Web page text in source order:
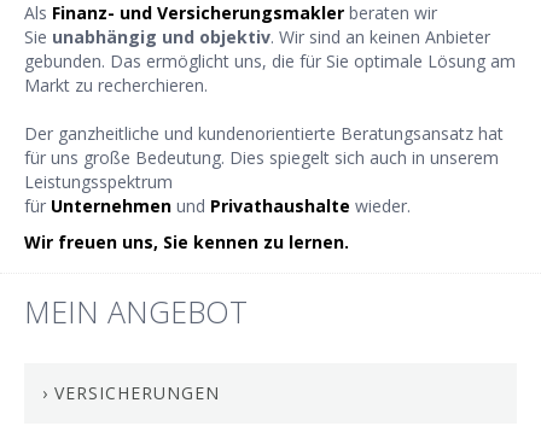
Als Finanz- und Versicherungsmakler beraten wir
Sie unabhängig und objektiv. Wir sind an keinen Anbieter
gebunden. Das ermöglicht uns, die für Sie optimale Lösung am
Markt zu recherchieren.
Der ganzheitliche und kundenorientierte Beratungsansatz hat
für uns große Bedeutung. Dies spiegelt sich auch in unserem
Leistungsspektrum
für Unternehmen und Privathaushalte wieder.
Wir freuen uns, Sie kennen zu lernen.
MEIN ANGEBOT
› VERSICHERUNGEN